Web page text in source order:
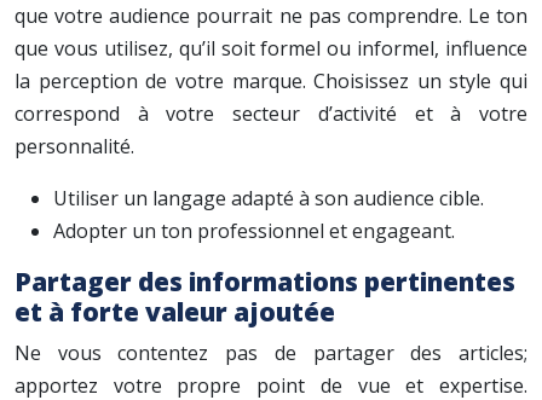
que votre audience pourrait ne pas comprendre. Le ton
que vous utilisez, qu’il soit formel ou informel, influence
la perception de votre marque. Choisissez un style qui
correspond à votre secteur d’activité et à votre
personnalité.
Utiliser un langage adapté à son audience cible.
Adopter un ton professionnel et engageant.
Partager des informations pertinentes
et à forte valeur ajoutée
Ne vous contentez pas de partager des articles;
apportez votre propre point de vue et expertise.